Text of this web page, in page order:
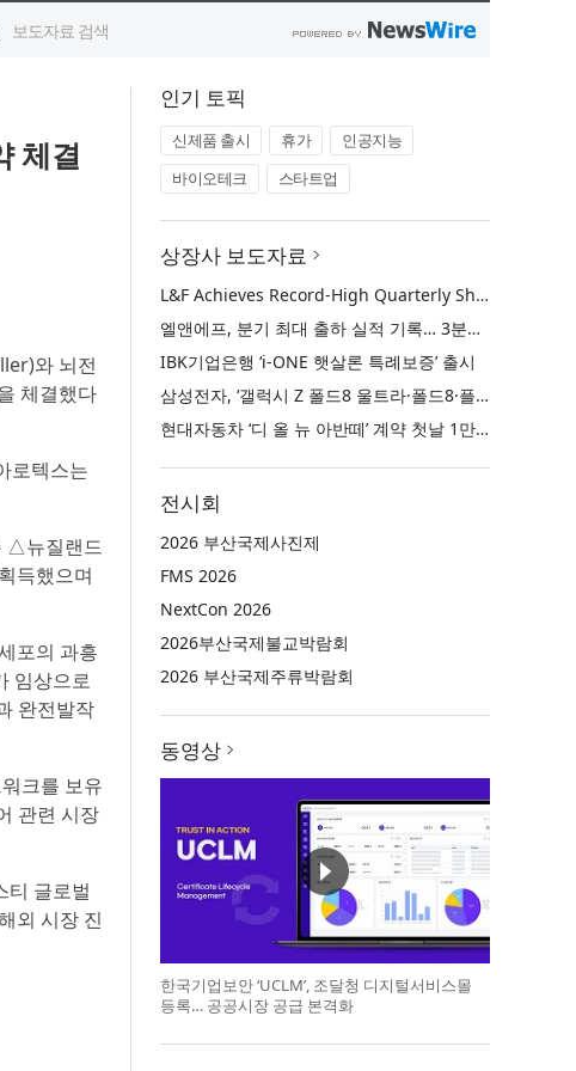
체결
와 뇌전
체결했다
로텍스는
△뉴질랜드
득했으며
포의 과흥
임상으로
완전발작
크를 보유
관련 시장
티 글로벌
외 시장 진
인기 토픽
신제품 출시 휴가
인공지능
바이오테크
스타트업
상장사 보도자료
L&F Achieves Record-High Quarterly Shipments, Begins LFP Supply for North American ESS in Q3 Advancing its Two-Track NCM and LFP Growth Strategy
엘앤에프, 분기 최대 출하 실적 기록… 3분기 북미 ESS향 LFP 공급 착수 NCM+LFP ‘2-Track’ 성장 전략 실현
IBK기업은행 ‘i-ONE 햇살론 특례보증’ 출시
삼성전자, ‘갤럭시 Z 폴드8 울트라·폴드8·플립8’과 ‘갤럭시 워치 울트라2·워치9’ 국내 공식 출시
현대자동차 ‘디 올 뉴 아반떼’ 계약 첫날 1만 대 돌파
전시회
2026 부산국제사진제
FMS 2026
NextCon 2026
2026부산국제불교박람회
2026 부산국제주류박람회
동영상
한국기업보안 ‘UCLM’, 조달청 디지털서비스몰
등록… 공공시장 공급 본격화